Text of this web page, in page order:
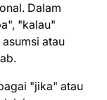
Dalam
"kalau"
atau
"jika" atau